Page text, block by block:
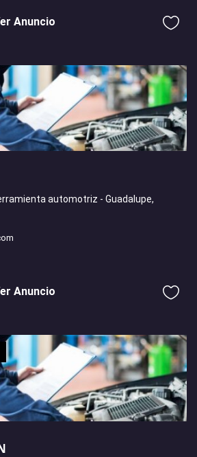
Anuncio
automotriz - Guadalupe,
Anuncio